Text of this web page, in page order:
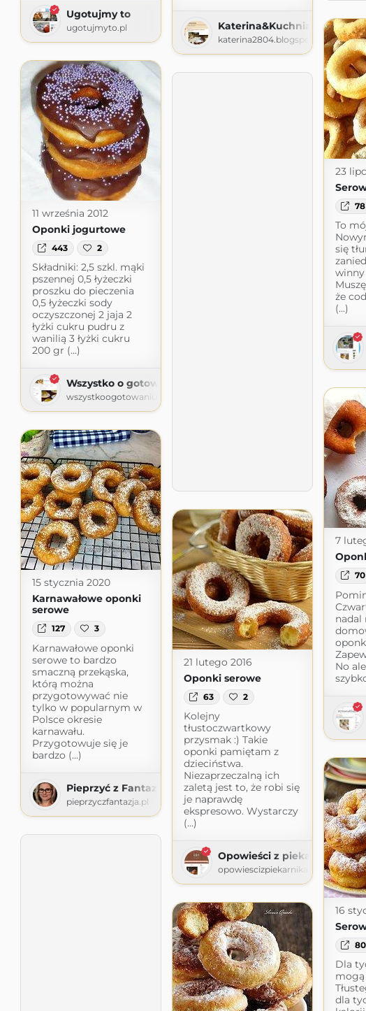
Ugotujmy to
ugotujmyto.pl Katerina&Kuchnia
katerina2804.blogspot.com
23
78
To
się
winny
że
(...)
11 września 2012
Oponki jogurtowe
443 2
Składniki: 2,5 szkl. mąki
pszennej 0,5 łyżeczki
proszku do pieczenia
0,5 łyżeczki sody
oczyszczonej 2 jaja 2
łyżki cukru pudru z
wanilią 3 łyżki cukru
200 gr (...)
Wszystko o gotowaniu
wszystkoogotowaniuks.blogspot.com
7
70
nadal
No
15 stycznia 2020
Karnawałowe oponki
serowe
127 3
Karnawałowe oponki
serowe to bardzo
smaczną przekąska,
którą można
przygotowywać nie
tylko w popularnym w
Polsce okresie
karnawału.
Przygotowuje się je
bardzo (...)
Pieprzyć z Fantazją
pieprzyczfantazja.pl
21 lutego 2016
Oponki serowe
63 2
Kolejny
tłustoczwartkowy
przysmak :) Takie
oponki pamiętam z
dzieciństwa.
Niezaprzeczalną ich
zaletą jest to, że robi się
je naprawdę
ekspresowo. Wystarczy
(...)
Opowieści z piekarnika
16
Dla
mogą
dla